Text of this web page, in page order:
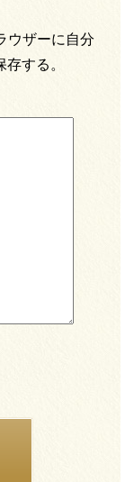
ウザーに自分
する。